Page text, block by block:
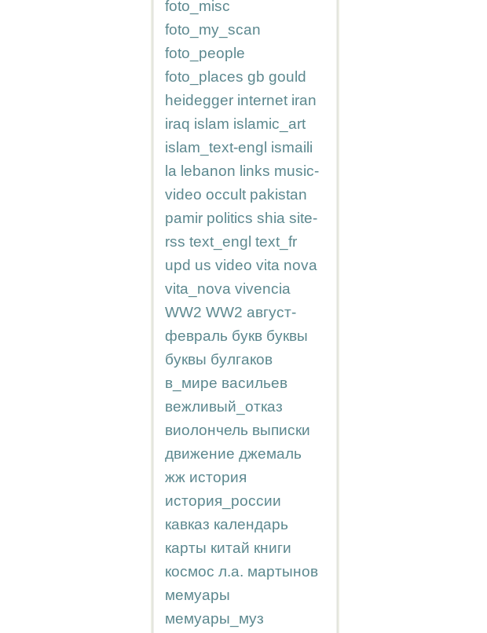
foto_misc
foto_my_scan
foto_people
foto_places gb gould
heidegger internet iran
iraq islam islamic_art
islam_text-engl ismaili
la lebanon links music-
video occult pakistan
pamir politics shia site-
rss text_engl text_fr
upd us video vita nova
vita_nova vivencia
WW2 WW2 август-
февраль букв буквы
буквы булгаков
в_мире васильев
вежливый_отказ
виолончель выписки
движение джемаль
жж история
история_россии
кавказ календарь
карты китай книги
космос л.а. мартынов
мемуары
мемуары_муз